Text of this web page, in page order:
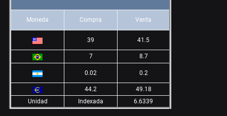
Moneda Compra Venta
39 41.5
7 8.7
0.02 0.2
44.2
49.18
Unidad
Indexada 6.6339